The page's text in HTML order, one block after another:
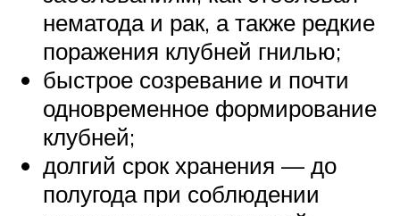
нематода и рак, а также редкие
поражения клубней гнилью;
быстрое созревание и почти
одновременное формирование
клубней;
долгий срок хранения — до
полугода при соблюдении